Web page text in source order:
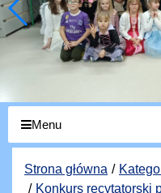
Menu
Strona główna
Konkurs recytatorski